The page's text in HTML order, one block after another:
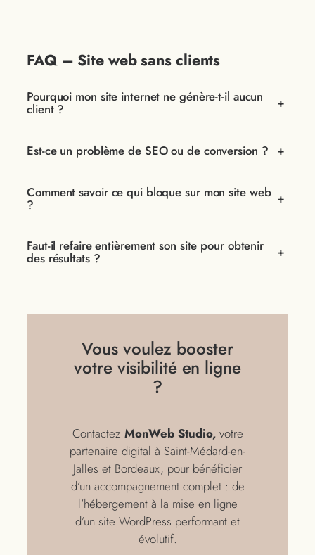
FAQ – Site web sans clients
Pourquoi mon site internet ne génère-t-il aucun
client ? +
Est-ce un problème de SEO ou de conversion ? +
Comment savoir ce qui bloque sur mon site web
? +
Faut-il refaire entièrement son site pour obtenir
des résultats ? +
Vous voulez booster
votre visibilité en ligne
?
Contactez MonWeb Studio,votre
partenaire digital à Saint-Médard-en-
Jalles et Bordeaux, pour bénéficier
d’un accompagnement complet : de
l’hébergement à la mise en ligne
d’un site WordPress performant et
évolutif.